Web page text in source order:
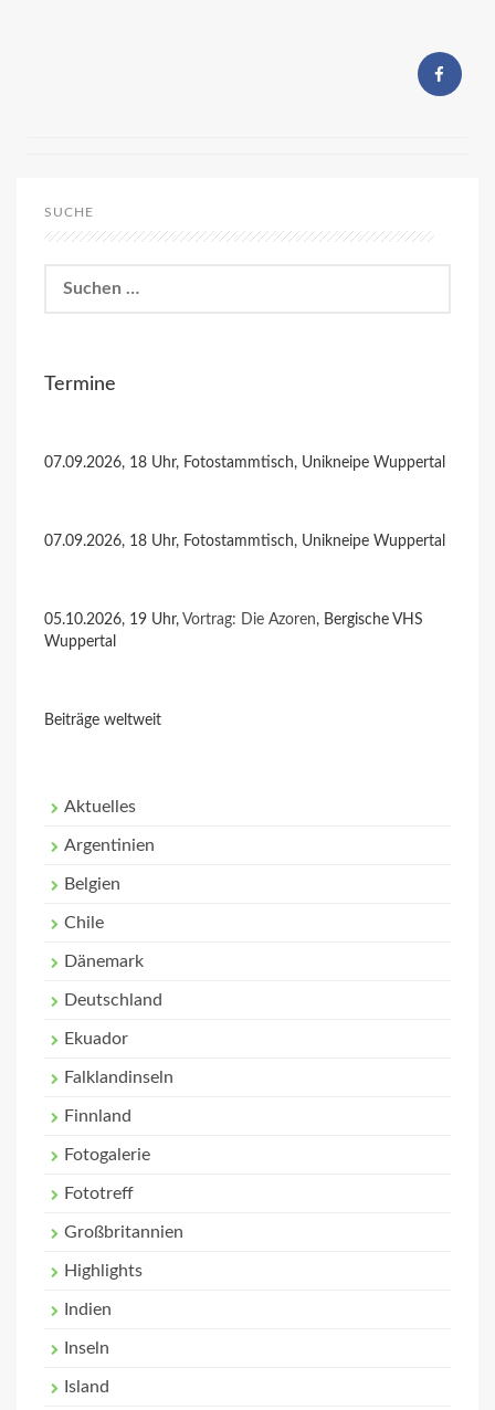
SUCHE
nach:
Termine
07.09.2026, 18 Uhr, Fotostammtisch, Unikneipe Wuppertal
07.09.2026, 18 Uhr, Fotostammtisch, Unikneipe Wuppertal
05.10.2026, 19 Uhr, Vortrag: Die Azoren, Bergische VHS
Wuppertal
Beiträge weltweit
Aktuelles
Argentinien
Belgien
Chile
Dänemark
Deutschland
Ekuador
Falklandinseln
Finnland
Fotogalerie
Fototreff
Großbritannien
Highlights
Indien
Inseln
Island